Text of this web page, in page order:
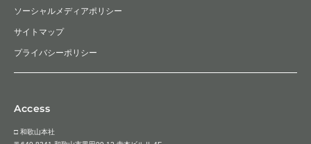
ソーシャルメディアポリシー
サイトマップ
プライバシーポリシー
Access
□ 和歌山本社